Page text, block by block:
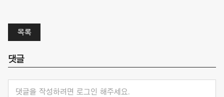
목록
댓글
댓글을 작성하려면 로그인 해주세요.